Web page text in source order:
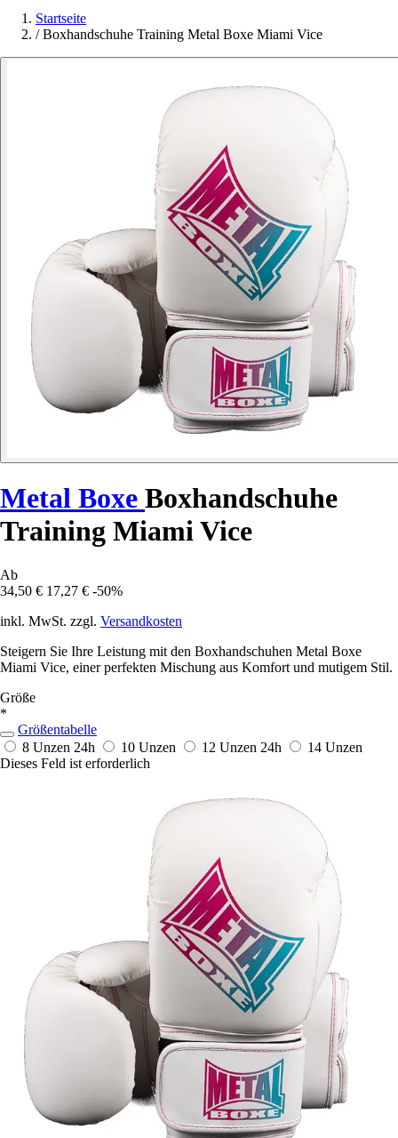
Startseite
/ Boxhandschuhe Training Metal Boxe Miami Vice
Metal Boxe Boxhandschuhe
Training Miami Vice
Ab
34,50 € 17,27 € -50%
inkl. MwSt. zzgl. Versandkosten
Steigern Sie Ihre Leistung mit den Boxhandschuhen Metal Boxe
Miami Vice, einer perfekten Mischung aus Komfort und mutigem Stil.
Größe
*
Größentabelle
8 Unzen 24h 10 Unzen 12 Unzen 24h
14 Unzen
Dieses Feld ist erforderlich